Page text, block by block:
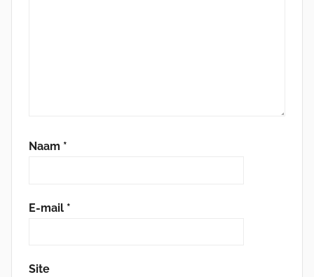
Naam *
E-mail *
Site